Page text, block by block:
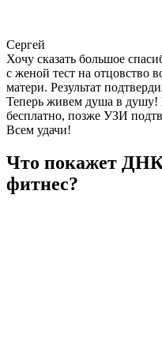
Сергей
Хочу сказать большое
с женой тест на отцовство
матери. Результат
Теперь живем душа в душу!
бесплатно, позже УЗИ
Всем удачи!
Что покажет
фитнес?